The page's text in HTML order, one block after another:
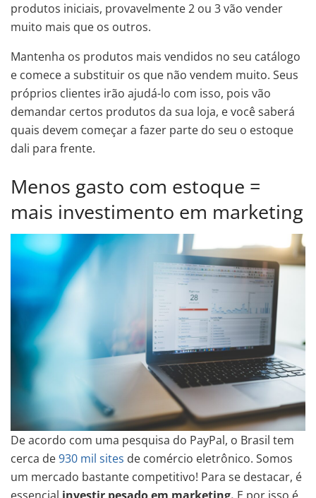
produtos iniciais, provavelmente 2 ou 3 vão vender
muito mais que os outros.
Mantenha os produtos mais vendidos no seu catálogo
e comece a substituir os que não vendem muito. Seus
próprios clientes irão ajudá-lo com isso, pois vão
demandar certos produtos da sua loja, e você saberá
quais devem começar a fazer parte do seu o estoque
dali para frente.
Menos gasto com estoque =
mais investimento em marketing
De acordo com uma pesquisa do PayPal, o Brasil tem
cerca de930 mil sites de comércio eletrônico. Somos
um mercado bastante competitivo! Para se destacar, é